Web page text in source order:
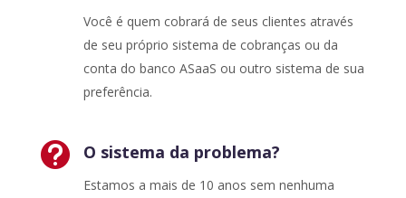
Você é quem cobrará de seus clientes através
de seu próprio sistema de cobranças ou da
conta do banco ASaaS ou outro sistema de sua
preferência.
 O sistema da problema?
Estamos a mais de 10 anos sem nenhuma